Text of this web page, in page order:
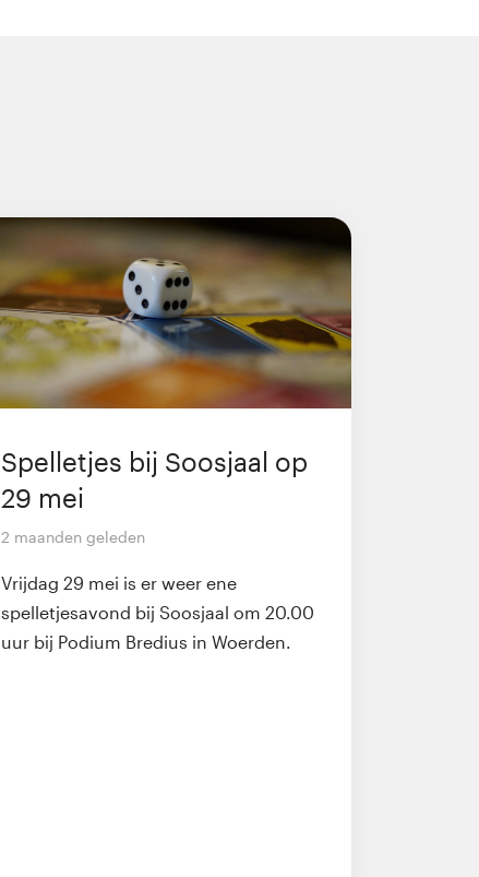
Spelletjes bij Soosjaal op
29 mei
2 maanden geleden
Vrijdag 29 mei is er weer ene
spelletjesavond bij Soosjaal om 20.00
uur bij Podium Bredius in Woerden.